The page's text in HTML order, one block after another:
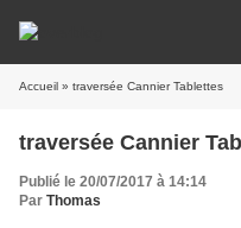
Accueil » traversée Cannier Tablettes
traversée Cannier
Publié le 20/07/2017 à 14:14
Par Thomas